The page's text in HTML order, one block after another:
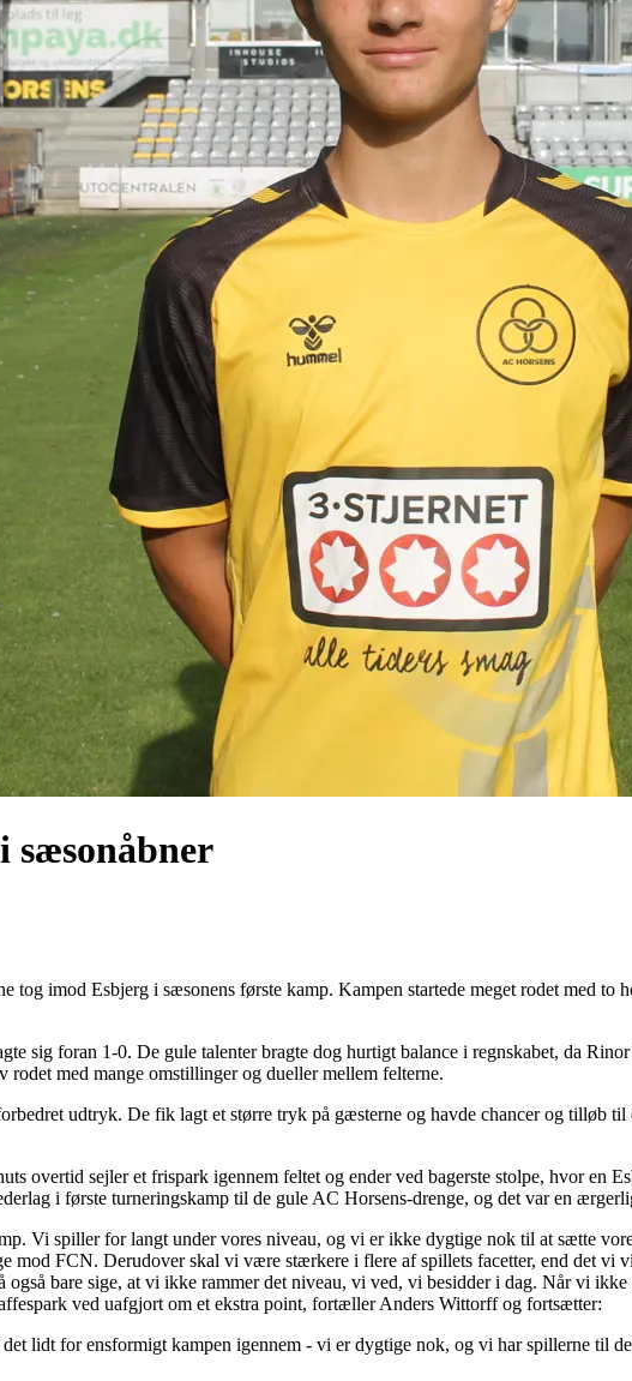
sæsonåbner
tog imod Esbjerg i sæsonens første kamp. Kampen startede meget rodet med to
sig foran 1-0. De gule talenter bragte dog hurtigt balance i regnskabet, da
rodet med mange omstillinger og dueller mellem felterne.
udtryk. De fik lagt et større tryk på gæsterne og havde chancer og tilløb til
overtid sejler et frispark igennem feltet og ender ved bagerste stolpe, hvor en
i første turneringskamp til de gule AC Horsens-drenge, og det var en
Vi spiller for langt under vores niveau, og vi er ikke dygtige nok til at sætte
mod FCN. Derudover skal vi være stærkere i flere af spillets facetter, end det vi
bare sige, at vi ikke rammer det niveau, vi ved, vi besidder i dag. Når vi
ved uafgjort om et ekstra point, fortæller Anders Wittorff og fortsætter:
lidt for ensformigt kampen igennem - vi er dygtige nok, og vi har spillerne til